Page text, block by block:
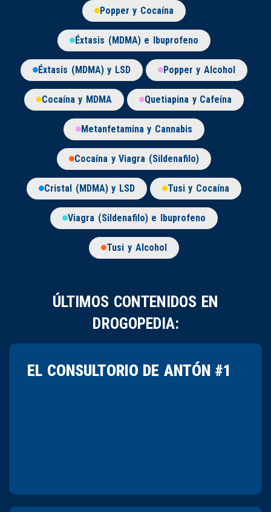
Popper y Cocaína
Éxtasis (MDMA) e Ibuprofeno
Éxtasis (MDMA) y LSD Popper y Alcohol
Cocaína y MDMA Quetiapina y Cafeína
Metanfetamina y Cannabis
Cocaína y Viagra (Sildenafilo)
Cristal (MDMA) y LSD Tusi y Cocaína
Viagra (Sildenafilo) e Ibuprofeno
Tusi y Alcohol
ÚLTIMOS CONTENIDOS EN
DROGOPEDIA:
EL CONSULTORIO DE ANTÓN #1